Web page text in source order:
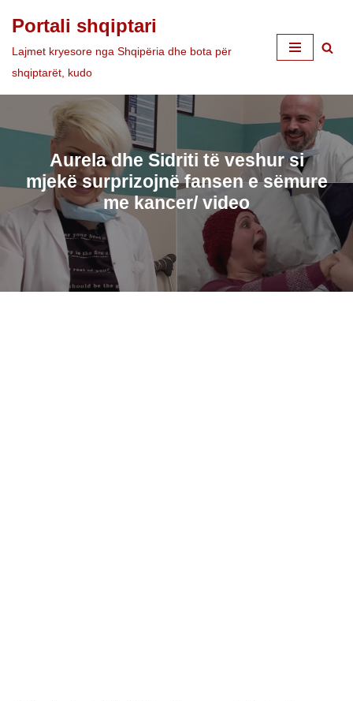
Skip
to
Portali shqiptari
Lajmet kryesore nga Shqipëria dhe bota për
shqiptarët, kudo
Aurela dhe Sidriti të veshur si
mjekë surprizojnë fansen e sëmure
me kancer/ video